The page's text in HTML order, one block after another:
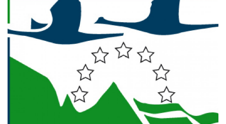
ODPRT LIKOVNI NATEČAJ "BOGASTVO